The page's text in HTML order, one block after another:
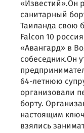
«Известий».Он
санитарный
Таиланда свою
Falcon 10
«Авангард» в
собеседник.Он
64-летнюю
организовали
борту.
настоящим
взялись